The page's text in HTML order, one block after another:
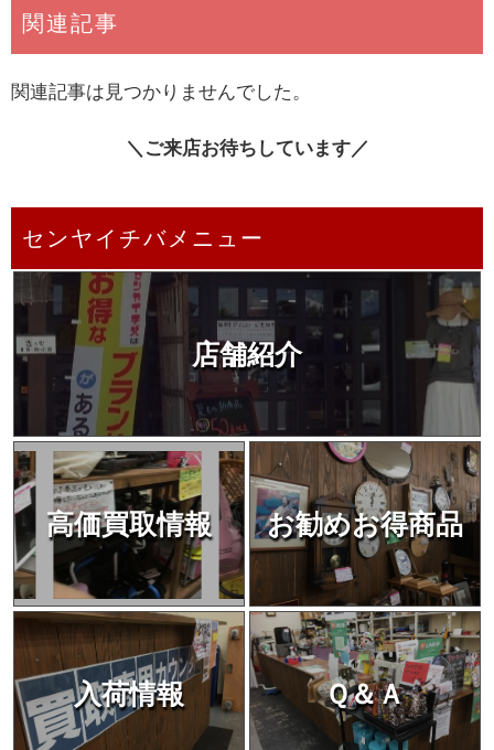
関連記事
関連記事は見つかりませんでした。
＼ご来店お待ちしています／
センヤイチバメニュー
店舗紹介
高価買取情報 お勧めお得商品
入荷情報 Ｑ＆Ａ